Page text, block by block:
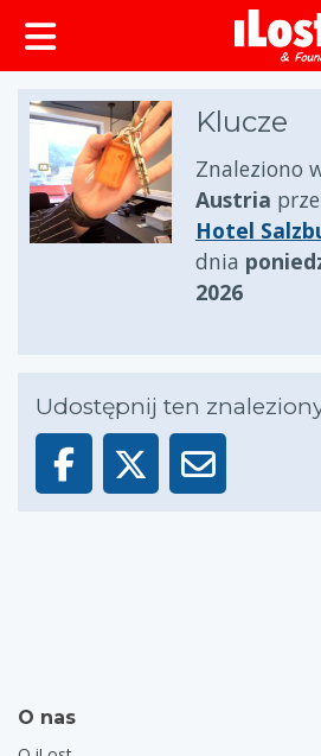
zawartości
Klucze
Znaleziono
Austria
Hotel
dnia
2026
Udostępnij ten
O nas